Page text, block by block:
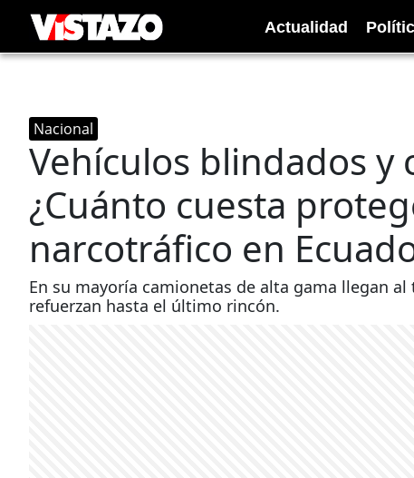
Actualidad
Nacional
Vehículos blindados y
¿Cuánto cuesta
narcotráfico en
En su mayoría camionetas de alta gama llegan
refuerzan hasta el último rincón.